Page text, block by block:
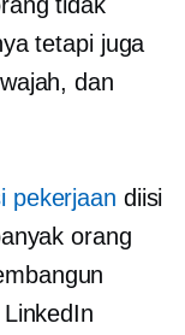
tetapi juga
dan
pekerjaan diisi
orang